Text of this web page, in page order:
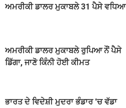
ਅਮਰੀਕੀ ਡਾਲਰ ਮੁਕਾਬਲੇ 31 ਪੈਸੇ ਵਧਿਆ
ਅਮਰੀਕੀ ਡਾਲਰ ਮੁਕਾਬਲੇ ਰੁਪਿਆ ਨੌਂ ਪੈਸੇ
ਡਿੱਗਾ, ਜਾਣੋ ਕਿੰਨੀ ਹੋਈ ਕੀਮਤ
ਭਾਰਤ ਦੇ ਵਿਦੇਸ਼ੀ ਮੁਦਰਾ ਭੰਡਾਰ 'ਚ ਵੱਡਾ